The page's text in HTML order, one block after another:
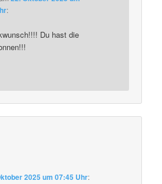
:
Du hast die
2025 um 07:45 Uhr: